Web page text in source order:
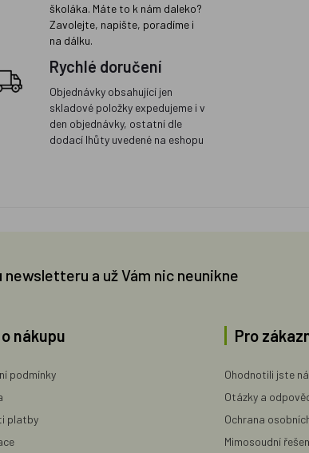
školáka. Máte to k nám daleko?
Zavolejte, napište, poradíme i
na dálku.
Rychlé doručení
Objednávky obsahující jen
skladové položky expedujeme i v
den objednávky, ostatní dle
dodací lhůty uvedené na eshopu
a už Vám nic neunikne
nákupu
podmínky
platby
Pro
Ohodnotili jste
Otázky a
Ochrana
Mimosoudní